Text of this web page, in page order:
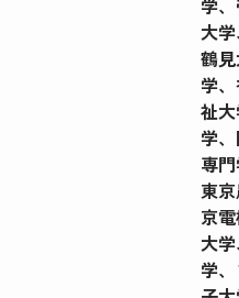
大
鶴
学
祉
学
専
東
京
大
学